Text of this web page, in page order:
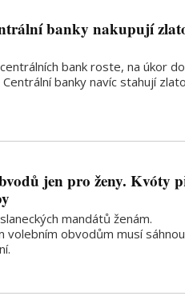
banky nakupují
bank roste, na úkor
banky navíc stahují zlato
jen pro ženy. Kvóty
mandátů ženám.
volebním obvodům musí